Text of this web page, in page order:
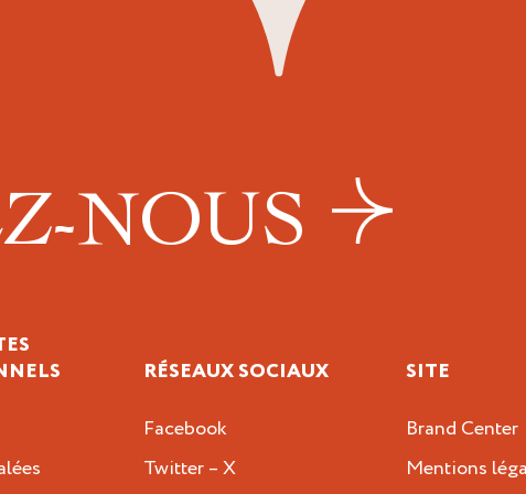
NOUS
RÉSEAUX SOCIAUX
Facebook
Twitter – X
SITE
Brand Center
Mentions